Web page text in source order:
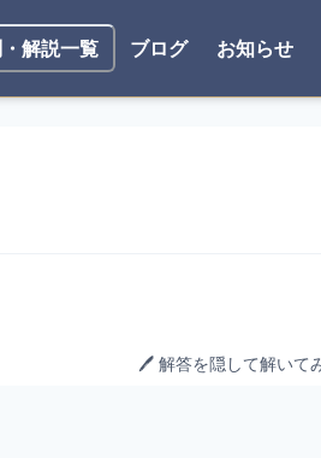
解説一覧 ブログ お知らせ
🖊️ 解答を隠して解いて